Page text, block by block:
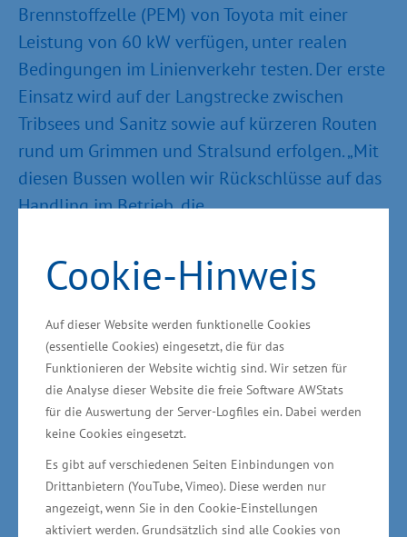
Cookie-Hinweis
Auf dieser Website werden funktionelle Cookies
(essentielle Cookies) eingesetzt, die für das
Funktionieren der Website wichtig sind. Wir setzen für
die Analyse dieser Website die freie Software AWStats
für die Auswertung der Server-Logfiles ein. Dabei werden
keine Cookies eingesetzt.
Es gibt auf verschiedenen Seiten Einbindungen von
Drittanbietern (YouTube, Vimeo). Diese werden nur
angezeigt, wenn Sie in den Cookie-Einstellungen
aktiviert werden. Grundsätzlich sind alle Cookies von
Brennstoffzelle (PEM) von Toyota mit einer
Leistung von 60 kW verfügen, unter realen
Bedingungen im Linienverkehr testen. Der erste
Einsatz wird auf der Langstrecke zwischen
Tribsees und Sanitz sowie auf kürzeren Routen
rund um Grimmen und Stralsund erfolgen. „Mit
diesen Bussen wollen wir Rückschlüsse auf das
Handling im Betrieb, die
Betriebskosten ziehen. Sie sind ein wichtiger
Baustein für die Antriebswende in unserer
Region“, erklärte Ulrich Sehl, Geschäftsführer
der VVR.
Die kommunale Verkehrsgesellschaft konnte
die drei Gebrauchtfahrzeuge des
portugiesischen Herstellers CaetanoBus über
den Kooperationspartner hyfuels GmbH
erwerben. Ein Bus hatte sich bereits vor einem
Jahr im ersten Probebetrieb in der Region